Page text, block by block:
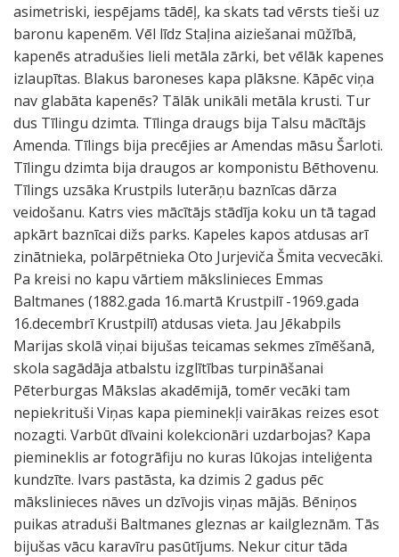
asimetriski, iespējams tādēļ, ka skats tad vērsts tieši uz
baronu kapenēm. Vēl līdz Staļina aiziešanai mūžībā,
kapenēs atradušies lieli metāla zārki, bet vēlāk kapenes
izlaupītas. Blakus baroneses kapa plāksne. Kāpēc viņa
nav glabāta kapenēs? Tālāk unikāli metāla krusti. Tur
dus Tīlingu dzimta. Tīlinga draugs bija Talsu mācītājs
Amenda. Tīlings bija precējies ar Amendas māsu Šarloti.
Tīlingu dzimta bija draugos ar komponistu Bēthovenu.
Tīlings uzsāka Krustpils luterāņu baznīcas dārza
veidošanu. Katrs vies mācītājs stādīja koku un tā tagad
apkārt baznīcai dižs parks. Kapeles kapos atdusas arī
zinātnieka, polārpētnieka Oto Jurjeviča Šmita vecvecāki.
Pa kreisi no kapu vārtiem mākslinieces Emmas
Baltmanes (1882.gada 16.martā Krustpilī -1969.gada
16.decembrī Krustpilī) atdusas vieta. Jau Jēkabpils
Marijas skolā viņai bijušas teicamas sekmes zīmēšanā,
skola sagādāja atbalstu izglītības turpināšanai
Pēterburgas Mākslas akadēmijā, tomēr vecāki tam
nepiekrituši Viņas kapa pieminekļi vairākas reizes esot
nozagti. Varbūt dīvaini kolekcionāri uzdarbojas? Kapa
piemineklis ar fotogrāfiju no kuras lūkojas inteliģenta
kundzīte. Ivars pastāsta, ka dzimis 2 gadus pēc
mākslinieces nāves un dzīvojis viņas mājās. Bēniņos
puikas atraduši Baltmanes gleznas ar kailgleznām. Tās
bijušas vācu karavīru pasūtījums. Nekur citur tāda